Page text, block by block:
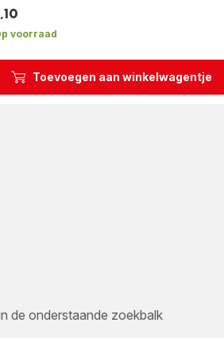
Toevoegen aan winkelwagentje
voorraad
de onderstaande zoekbalk